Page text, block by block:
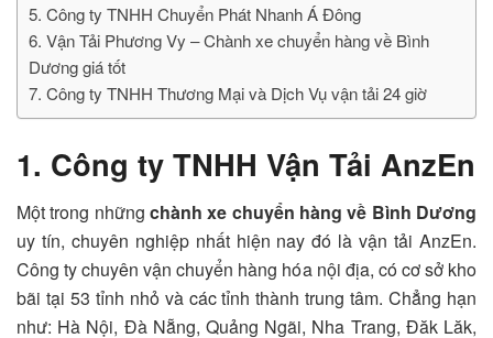
5. Công ty TNHH Chuyển Phát Nhanh Á Đông
6. Vận Tải Phương Vy – Chành xe chuyển hàng về Bình
Dương giá tốt
7. Công ty TNHH Thương Mại và Dịch Vụ vận tải 24 giờ
1. Công ty TNHH Vận Tải AnzEn
Một trong những chành xe chuyển hàng về Bình Dương
uy tín, chuyên nghiệp nhất hiện nay đó là vận tải AnzEn.
Công ty chuyên vận chuyển hàng hóa nội địa, có cơ sở kho
bãi tại 53 tỉnh nhỏ và các tỉnh thành trung tâm. Chẳng hạn
như: Hà Nội, Đà Nẵng, Quảng Ngãi, Nha Trang, Đăk Lăk,